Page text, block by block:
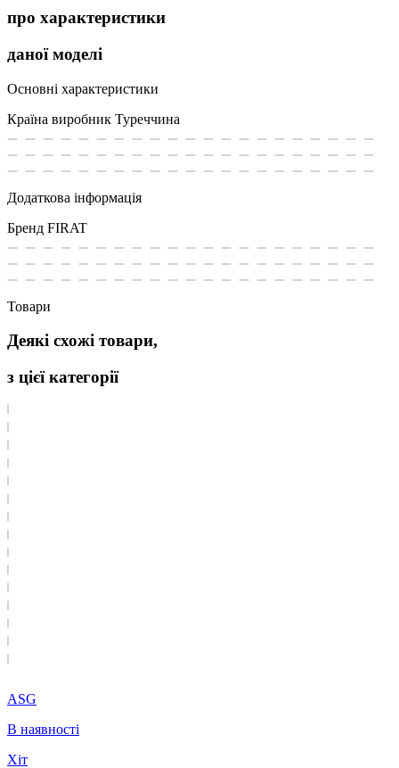
про характеристики
даної моделі
Основні характеристики
Країна виробник Туреччина
Додаткова інформація
Бренд FIRAT
Товари
Деякі схожі товари,
з цієї категорії
ASG
В наявності
Хіт